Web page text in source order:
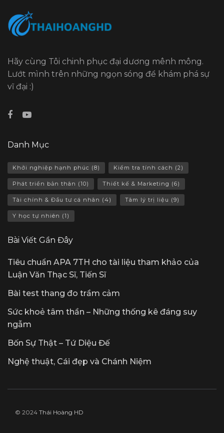
Hãy cùng Tôi chinh phục đại dương mênh mông.
Lướt mình trên những ngọn sóng để khám phá sự
vĩ đại :)
Danh Mục
Khởi nghiệp hạnh phúc (8) Kiểm tra tính cách (2)
Phát triển bản thân (10) Thiết kế & Marketing (6)
Tài chính & Đầu tư cá nhân (4) Tâm lý trị liệu (9)
Y học tự nhiên (1)
Bài Viết Gần Đây
Tiêu chuẩn APA 7TH cho tài liệu tham khảo của
Luận Văn Thạc Sĩ, Tiến Sĩ
Bài test thang đo trầm cảm
Sức khoẻ tâm thần – Những thống kê đáng suy
ngẫm
Bốn Sự Thật – Tứ Diệu Đế
Nghệ thuật, Cái đẹp và Chánh Niệm
© 2024 Thái Hoàng HD